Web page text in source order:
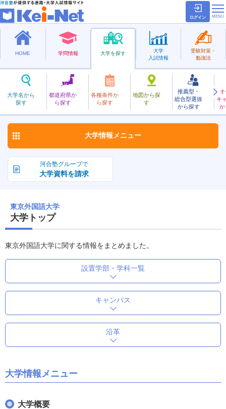
ログイン
HOME 学問情報 大学を探す
大学名から
探す
都道府県か
ら探す
各種条件か
ら探す
地図から探
す
推薦型・
総合型選抜
から探す
キ
か
大学
入試情報
受験対策・
勉強法
国立
とうきょうがいこくご
東京外国語大学 お気に入り
河合塾グループで
大学資料を請求
大学情報 メニュー
東京外国語大学
大学トップ
東京外国語大学に関する情報をまとめました。
設置学部・学科一覧
キャンパス
沿革
大学情報メニュー
大学概要